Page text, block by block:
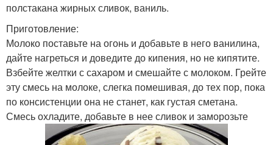
полстакана жирных сливок, ваниль.
Приготовление:
Молоко поставьте на огонь и добавьте в него ванилина,
дайте нагреться и доведите до кипения, но не кипятите.
Взбейте желтки с сахаром и смешайте с молоком. Грейте
эту смесь на молоке, слегка помешивая, до тех пор, пока
по консистенции она не станет, как густая сметана.
Смесь охладите, добавьте в нее сливок и заморозьте